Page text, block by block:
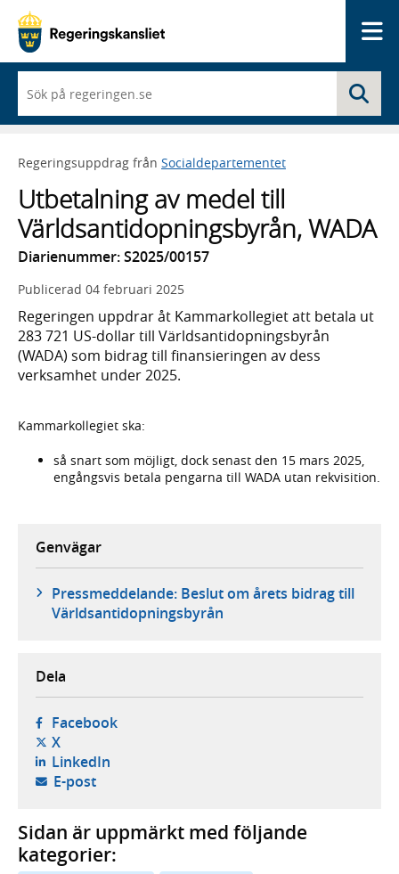
du
börjar
skriva
framträder
lista
med
sökförslag
Regeringsuppdrag från Socialdepartementet
Utbetalning av medel till
Världsantidopningsbyrån, WADA
Diarienummer: S2025/00157
Publicerad 04 februari 2025
Regeringen uppdrar åt Kammarkollegiet att betala ut
283 721 US-dollar till Världsantidopningsbyrån
(WADA) som bidrag till finansieringen av dess
verksamhet under 2025.
Kammarkollegiet ska:
så snart som möjligt, dock senast den 15 mars 2025,
engångsvis betala pengarna till WADA utan rekvisition.
Genvägar
Pressmeddelande: Beslut om årets bidrag till
Världsantidopningsbyrån
Dela
Facebook- öppnas i ny flik, extern webbplats,
X- öppnas i ny flik, extern webbplats,
LinkedIn- öppnas i ny flik, extern webbplats,
E-post- öppnar din e-postklient,
Sidan är uppmärkt med följande
kategorier: